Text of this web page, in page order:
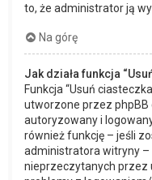
to, że administrator ją
Na górę
Jak działa funkcja
Funkcja “Usuń
utworzone przez
autoryzowany i
również funkcję – jeśli
administratora witryny
nieprzeczytanych przez